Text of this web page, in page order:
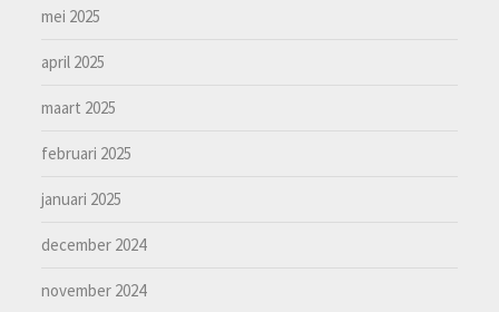
mei 2025
april 2025
maart 2025
februari 2025
januari 2025
december 2024
november 2024